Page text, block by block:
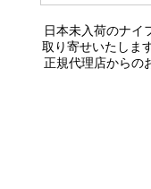
日本未入荷のナイ
取り寄せいたしま
正規代理店からの